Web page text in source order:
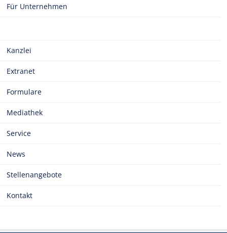
Für Unternehmen
Kanzlei
Extranet
Formulare
Mediathek
Service
News
Stellenangebote
Kontakt